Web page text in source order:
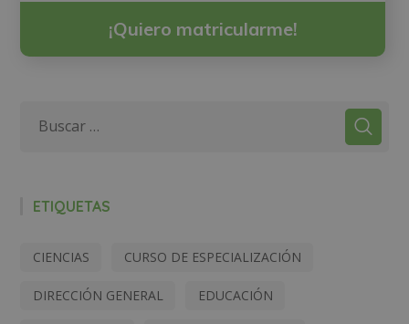
¡Quiero matricularme!
ETIQUETAS
CIENCIAS CURSO DE ESPECIALIZACIÓN
DIRECCIÓN GENERAL EDUCACIÓN